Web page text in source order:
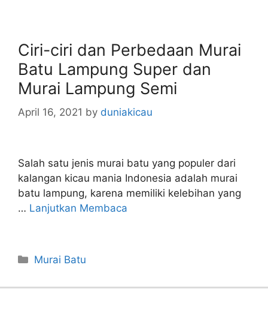
Ciri-ciri dan Perbedaan Murai
Batu Lampung Super dan
Murai Lampung Semi
April 16, 2021 by duniakicau
Salah satu jenis murai batu yang populer dari
kalangan kicau mania Indonesia adalah murai
batu lampung, karena memiliki kelebihan yang
… Lanjutkan Membaca
Categories
Murai Batu